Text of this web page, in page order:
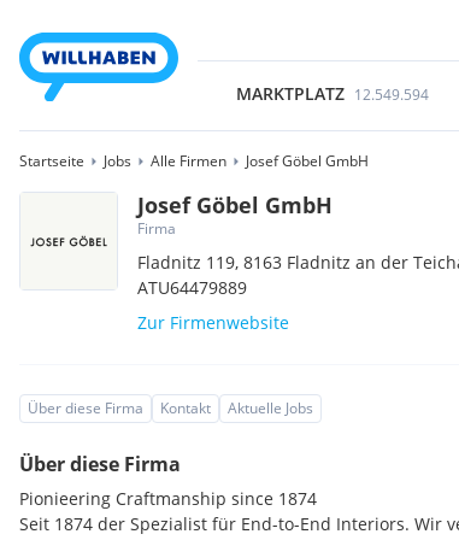
MARKTPLATZ 12.549.594
Startseite Jobs Alle Firmen Josef Göbel GmbH
Josef Göbel GmbH
Firma
Fladnitz 119,8163 Fladnitz an der
ATU64479889
Zur Firmenwebsite
Über diese Firma Kontakt Aktuelle Jobs
Über diese Firma
Pionieering Craftmanship since 1874
Seit 1874 der Spezialist für End-to-End Interiors. Wir